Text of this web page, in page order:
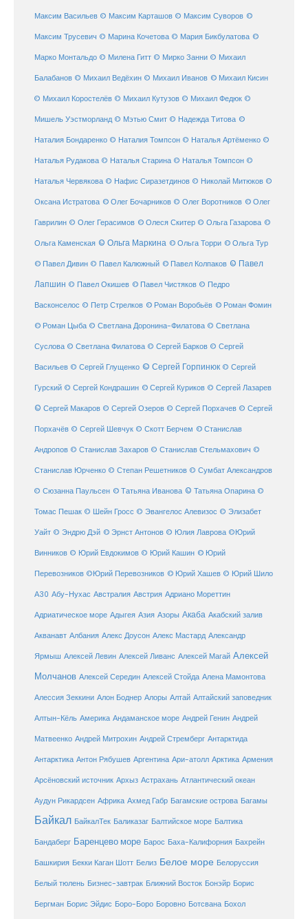
Максим Васильев © Максим Карташов © Максим Суворов ©
Максим Трусевич © Марина Кочетова © Мария Бикбулатова ©
Марко Монтальдо © Милена Гитт © Мирко Занни © Михаил
Балабанов © Михаил Ведёхин © Михаил Иванов © Михаил Кисин
© Михаил Коростелёв © Михаил Кутузов © Михаил Федюк ©
Мишель Уэстморланд © Мэтью Смит © Надежда Титова ©
Наталия Бондаренко © Наталия Томпсон © Наталья Артёменко ©
Наталья Рудакова © Наталья Старина © Наталья Томпсон ©
Наталья Червякова © Нафис Сиразетдинов © Николай Митюков ©
Оксана Истратова © Олег Бочарников © Олег Воротников © Олег
Гаврилин © Олег Герасимов © Олеся Скитер © Ольга Газарова ©
Ольга Каменская © Ольга Маркина © Ольга Торри © Ольга Тур
© Павел Дивин © Павел Калюжный © Павел Колпаков © Павел
Лапшин © Павел Окишев © Павел Чистяков © Педро
Васконселос © Петр Стрелков © Роман Воробьёв © Роман Фомин
© Роман Цыба © Светлана Доронина-Филатова © Светлана
Суслова © Светлана Филатова © Сергей Барков © Сергей
Васильев © Сергей Глущенко © Сергей Горпинюк © Сергей
Гурский © Сергей Кондрашин © Сергей Куриков © Сергей Лазарев
© Сергей Макаров © Сергей Озеров © Сергей Порхачев © Сергей
Порхачёв © Сергей Шевчук © Скотт Берчем © Станислав
Андропов © Станислав Захаров © Станислав Стельмахович ©
Станислав Юрченко © Степан Решетников © Сумбат Александров
© Сюзанна Паульсен © Татьяна Иванова © Татьяна Опарина ©
Томас Пешак © Шейн Гросс © Эвангелос Алевизос © Элизабет
Уайт © Эндрю Дэй © Эрнст Антонов © Юлия Лаврова ©Юрий
Винников © Юрий Евдокимов © Юрий Кашин © Юрий
Перевозников ©Юрий Перевозников © Юрий Хашев © Юрий Шило
А30 Абу-Нухас Австралия Австрия Адриано Мореттин
Адриатическое море Адыгея Азия Азоры Акаба Акабский залив
Акванавт Албания Алекс Доусон Алекс Мастард Александр
Ярмыш Алексей Левин Алексей Ливанс Алексей Магай Алексей
Молчанов Алексей Середин Алексей Стойда Алена Мамонтова
Алессия Зеккини Алон Боднер Алоры Алтай Алтайский заповедник
Алтын-Кёль Америка Андаманское море Андрей Генин Андрей
Матвеенко Андрей Митрохин Андрей Стремберг Антарктида
Антарктика Антон Рябушев Аргентина Ари-атолл Арктика Армения
Арсёновский источник Архыз Астрахань Атлантический океан
Аудун Рикардсен Африка Ахмед Габр Багамские острова Багамы
Байкал БайкалТек Баликазаг Балтийское море Балтика
Бандаберг Баренцево море Барос Баха-Калифорния Бахрейн
Башкирия Бекки Каган Шотт Белиз Белое море Белоруссия
Белый тюлень Бизнес-завтрак Ближний Восток Бонэйр Борис
Бергман Борис Эйдис Боро-Боро Боровно Ботсвана Бохол